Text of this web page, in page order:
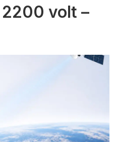
volt –